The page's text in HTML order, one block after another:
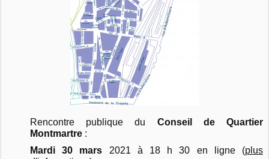
Rencontre publique du Conseil de Quartier
Montmartre :
Mardi 30 mars 2021 à 18 h 30 en ligne (plus